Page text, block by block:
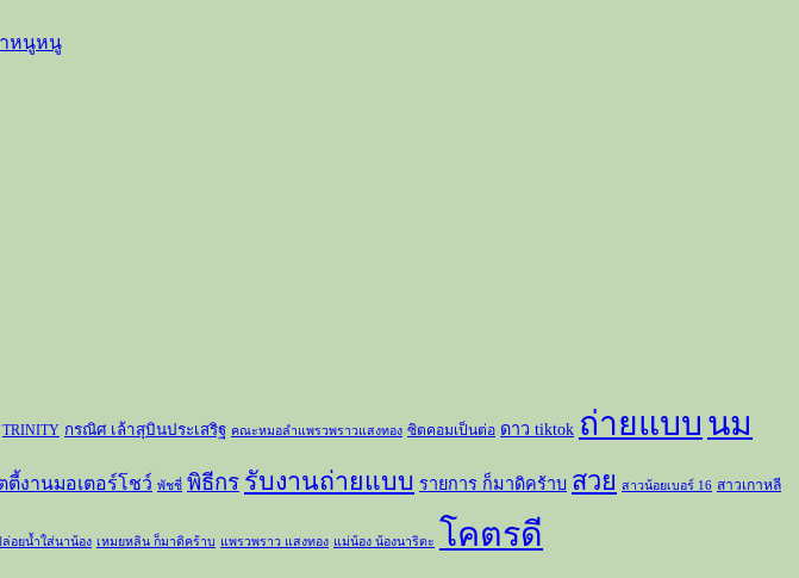
าหนูหนู
TRINITY กรณิศ เล้าสุบินประเสริฐ คณะหมอลำแพรวพราวแสงทอง ซิตคอมเป็นต่อ ดาว tiktok ถ่ายแบบ นม
ตี้งานมอเตอร์โชว์ พัชชี่ พิธีกร รับงานถ่ายแบบ รายการ ก็มาดิคร้าบ สวย สาวน้อยเบอร์ 16 สาวเกาหลี
ล่อยน้ำใส่นาน้อง เหมยหลิน ก็มาดิคร้าบ แพรวพราว แสงทอง แม่น้อง น้องนาริตะ โคตรดี